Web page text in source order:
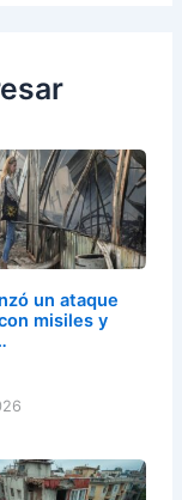
un ataque
misiles y